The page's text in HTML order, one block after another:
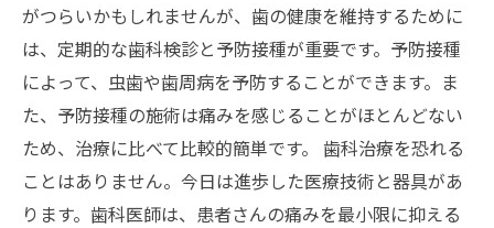
がつらいかもしれませんが、歯の健康を維持するために
は、定期的な歯科検診と予防接種が重要です。予防接種
によって、虫歯や歯周病を予防することができます。ま
た、予防接種の施術は痛みを感じることがほとんどない
ため、治療に比べて比較的簡単です。 歯科治療を恐れる
ことはありません。今日は進歩した医療技術と器具があ
ります。歯科医師は、患者さんの痛みを最小限に抑える